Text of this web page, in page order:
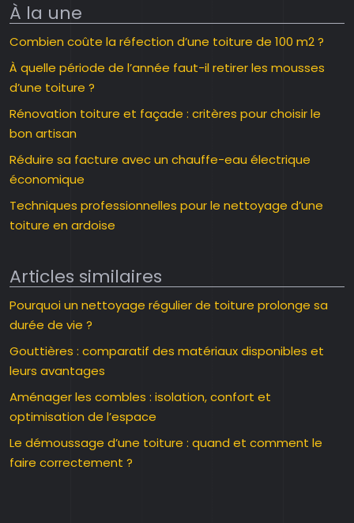
À la une
Combien coûte la réfection d’une toiture de 100 m2 ?
À quelle période de l’année faut-il retirer les mousses
d’une toiture ?
Rénovation toiture et façade : critères pour choisir le
bon artisan
Réduire sa facture avec un chauffe-eau électrique
économique
Techniques professionnelles pour le nettoyage d’une
toiture en ardoise
Articles similaires
Pourquoi un nettoyage régulier de toiture prolonge sa
durée de vie ?
Gouttières : comparatif des matériaux disponibles et
leurs avantages
Aménager les combles : isolation, confort et
optimisation de l’espace
Le démoussage d’une toiture : quand et comment le
faire correctement ?